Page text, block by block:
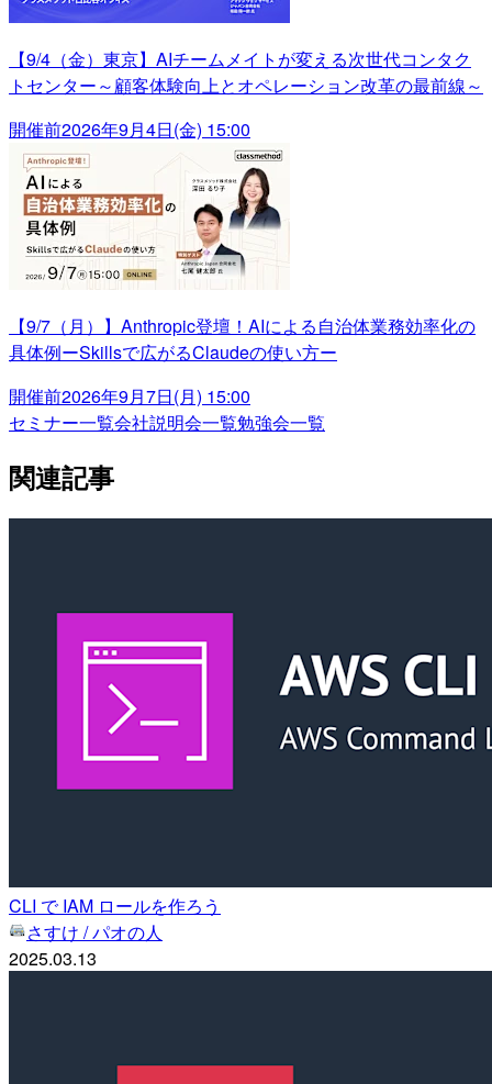
【9/4（金）東京】AIチームメイトが変える次世代コンタク
トセンター～顧客体験向上とオペレーション改革の最前線～
開催前2026年9月4日(金) 15:00
【9/7（月）】Anthropic登壇！AIによる自治体業務効率化の
具体例ーSkillsで広がるClaudeの使い方ー
開催前2026年9月7日(月) 15:00
セミナー一覧会社説明会一覧勉強会一覧
関連記事
CLI で IAM ロールを作ろう
さすけ / パオの人
2025.03.13